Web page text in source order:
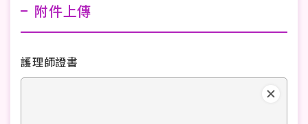
附件上傳
護理師證書